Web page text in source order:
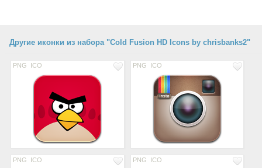
Другие иконки из набора "Cold Fusion HD Icons by chrisbanks2"
PNG ICO PNG ICO
PNG ICO PNG ICO